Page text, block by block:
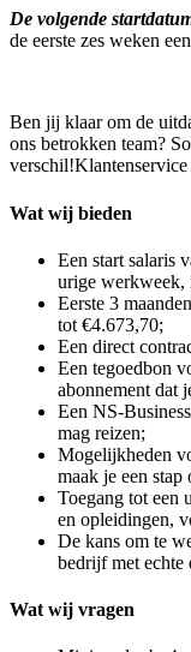
De volgende
de eerste zes weken
Ben jij klaar om de
ons betrokken team?
verschil!Klantenservice
Wat wij bieden
Een start salaris
urige werkweek,
Eerste 3
tot €4.673,70;
Een direct
Een tegoedbon
abonnement dat
Een NS-
mag reizen;
Mogelijkheden
maak je een
Toegang tot een
en opleidingen,
De kans om te
bedrijf met echte
Wat wij vragen